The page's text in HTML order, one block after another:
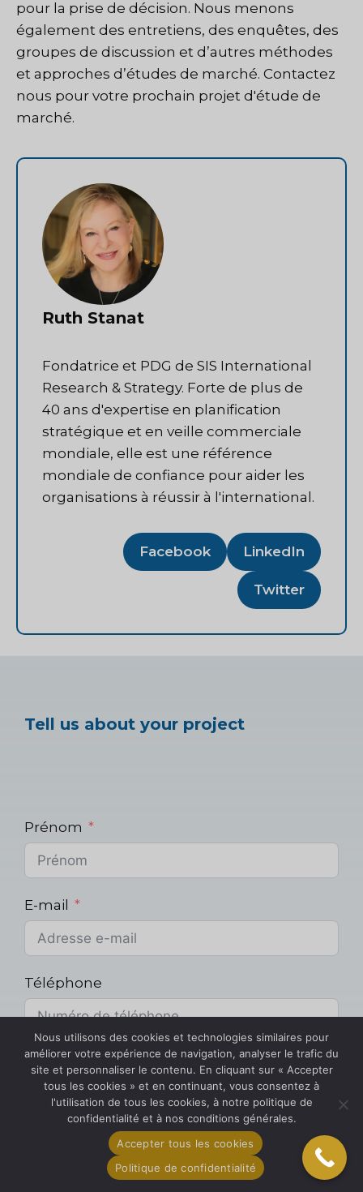
pour la prise de décision. Nous menons
également des entretiens, des enquêtes, des
groupes de discussion et d’autres méthodes
et approches d’études de marché. Contactez
nous pour votre prochain projet d'étude de
marché.
Ruth Stanat
Fondatrice et PDG de SIS International
Research & Strategy. Forte de plus de
40 ans d'expertise en planification
stratégique et en veille commerciale
mondiale, elle est une référence
mondiale de confiance pour aider les
organisations à réussir à l'international.
Facebook LinkedIn
Twitter
Tell us about your project
Prénom
E-mail
Téléphone
Projet
Portée géographique
Nous utilisons des cookies et technologies similaires pour
améliorer votre expérience de navigation, analyser le trafic du
site et personnaliser le contenu. En cliquant sur « Accepter
tous les cookies » et en continuant, vous consentez à
l'utilisation de tous les cookies, à notre politique de
confidentialité et à nos conditions générales.
Accepter tous les cookies
Politique de confidentialité